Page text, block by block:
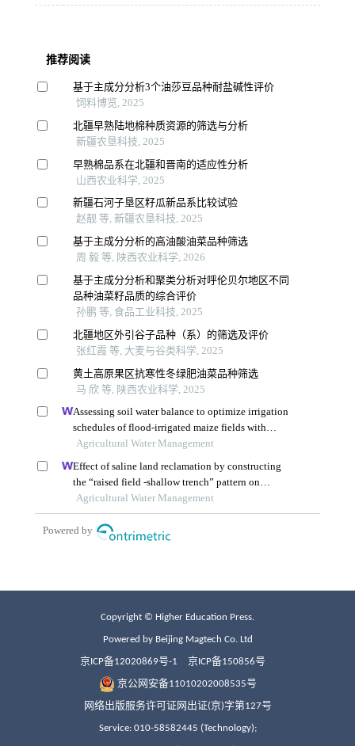
Copyright © Higher Education Press.
Powered by Beijing Magtech Co. Ltd
京ICP备12020869号-1 京ICP备150856号
京公网安备11010202008535号
网络出版服务许可证网出证(京)字第127号
Service: 010-58582445 (Technology);